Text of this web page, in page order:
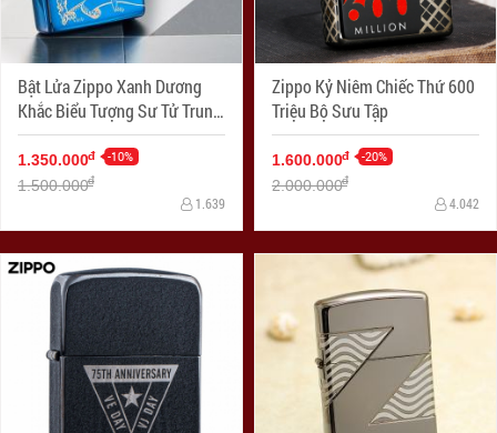
Bật Lửa Zippo Xanh Dương
Khắc Biểu Tượng Sư Tử Trung
Cổ
1.350.000đ -10%
1.500.000đ
1.639
Zippo Kỷ Niêm Chiếc Thứ 600
Triệu Bộ Sưu Tập
1.600.000đ -20%
2.000.000đ
4.042